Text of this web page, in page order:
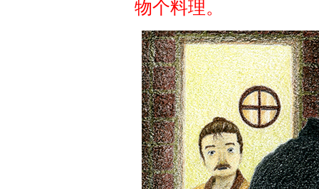
物个料理。